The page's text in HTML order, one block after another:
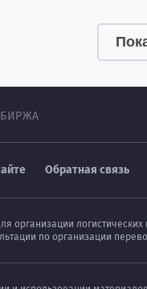
Обратная связь
организации
по организации